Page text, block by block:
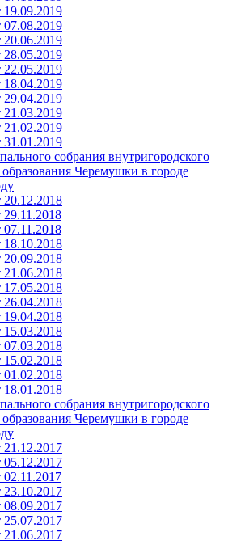
собрания внутригородского
Черемушки в городе
собрания внутригородского
Черемушки в городе